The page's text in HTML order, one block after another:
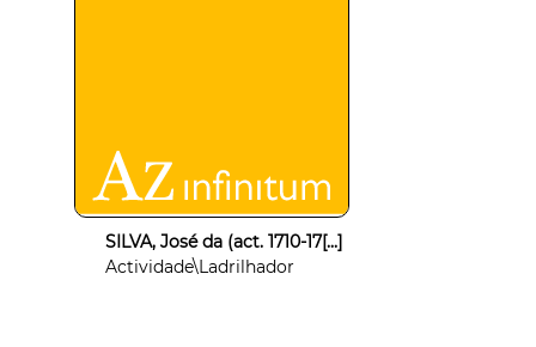
SILVA, José da (act. 1710-17[...]
Actividade\Ladrilhador